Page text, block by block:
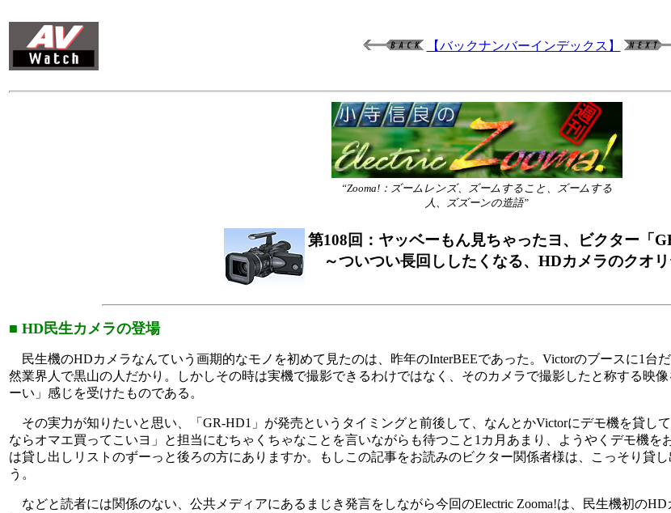
【バックナンバーインデックス】
“Zooma!：ズームレンズ、ズームすること、ズームする
人、ズズーンの造語”
第108回：ヤッベーもん見ちゃったヨ、ビクター「
～ついつい長回ししたくなる、HDカメラのクオ
■ HD民生カメラの登場
民生機のHDカメラなんていう画期的なモノを初めて見たのは、昨年のInterBEEであった。Victorのブースに1台
然業界人で黒山の人だかり。しかしその時は実機で撮影できるわけではなく、そのカメラで撮影したと称する映
ーい」感じを受けたものである。
その実力が知りたいと思い、「GR-HD1」が発売というタイミングと前後して、なんとかVictorにデモ機を貸し
ならオマエ買ってこいヨ」と担当にむちゃくちゃなことを言いながらも待つこと1カ月あまり、ようやくデモ機を
は貸し出しリストのずーっと後ろの方にありますか。もしこの記事をお読みのビクター関係者様は、こっそり貸
う。
などと読者には関係のない、公共メディアにあるまじき発言をしながら今回のElectric Zooma!は、民生機初の